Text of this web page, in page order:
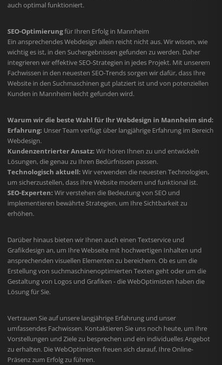
auch optimal funktioniert.
SEO-Optimierungfür Ihren Erfolg in Mannheim
Ein ansprechendes Webdesign allein reicht nicht aus. Wir wissen, wie
wichtig es ist, in den Suchergebnissen gefunden zu werden. Daher
integrieren wir effektive SEO-Strategien in jedes Projekt. Mit unserem
Fachwissen in den neuesten SEO-Trends sorgen wir dafür, dass Ihre
Website in den Suchmaschinen gut platziert ist und von potenziellen
Kunden in Mannheim leicht gefunden wird.
Warum wir die beste Wahl für Ihr Webdesign in Mannheim sind:
Erfahrung: Unser Team verfügt über langjährige Erfahrung im Bereich
Webdesign.
Kundenzentrierter Ansatz: Wir hören Ihnen zu und entwickeln
Lösungen, die genau zu Ihren Bedürfnissen passen.
Technologisch aktuell: Wir verwenden die neuesten Technologien,
um sicherzustellen, dass Ihre Website modern und funktional ist.
SEO-Experten: Wir verstehen die Bedeutung von SEO und
implementieren bewährte Strategien, um Ihre Sichtbarkeit zu
erhöhen.
Darüber hinaus bieten wir Ihnen auch einen Textservice und
Grafikdesign an, um Ihre Webseite mit hochwertigen Inhalten und
ansprechenden visuellen Elementen zu bereichern. Ob es um die
Erstellung von suchmaschinenoptimierten Texten geht oder um die
Gestaltung von Logos und Grafiken - die WebOptimisten haben die
Lösung für Sie.
Vertrauen Sie auf unsere langjährige Erfahrung und unser
umfassendes Fachwissen. Kontaktieren Sie uns noch heute, um Ihre
Vorstellungen und Ziele zu besprechen und ein individuelles Angebot
zu erhalten. Die WebOptimisten freuen sich darauf, Ihre Online-
Präsenz zum Erfolg zu führen.